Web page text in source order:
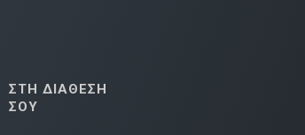
ΣΤΗ ΔΙΑΘΕΣΗ
ΣΟΥ